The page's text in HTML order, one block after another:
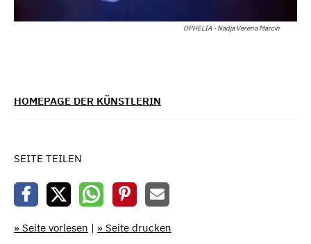
OPHELIA - Nadja Verena Marcin
HOMEPAGE DER KÜNSTLERIN
SEITE TEILEN
» Seite vorlesen | » Seite drucken